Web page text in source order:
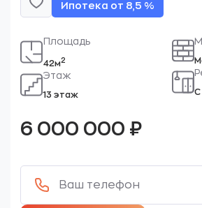
Ипотека от 8,5 %
Площадь
42м2
Этаж
13 этаж С
6 000 000 ₽